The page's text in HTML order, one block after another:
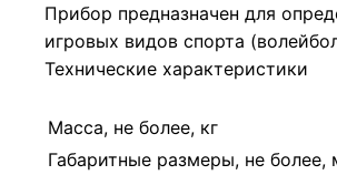
Прибор предназначен для
игровых видов спорта
Технические характеристики
Масса, не более, кг
Габаритные размеры, не более,